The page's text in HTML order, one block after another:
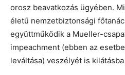
orosz beavatkozás ügyében.
életű nemzetbiztonsági
együttműködik a Mueller-
impeachment (ebben az
leváltása) veszélyét is